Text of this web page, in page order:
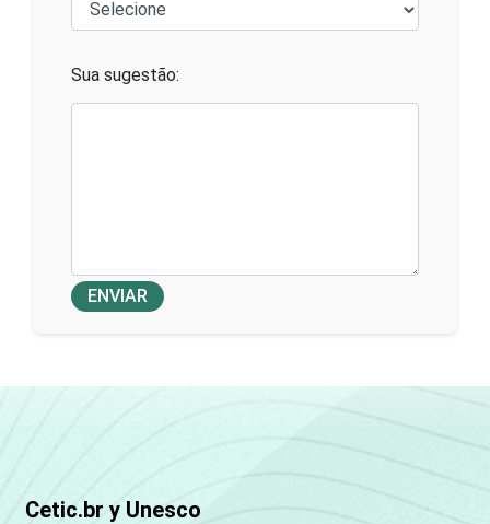
Sua sugestão:
ENVIAR
Cetic.br y Unesco